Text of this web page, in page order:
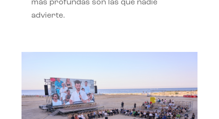
más profundas son las que nadie
advierte.